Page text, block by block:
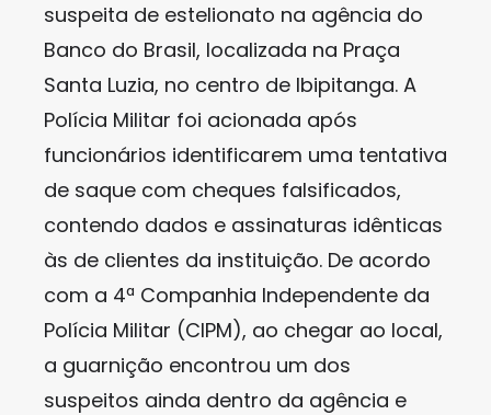
suspeita de estelionato na agência do
Banco do Brasil, localizada na Praça
Santa Luzia, no centro de Ibipitanga. A
Polícia Militar foi acionada após
funcionários identificarem uma tentativa
de saque com cheques falsificados,
contendo dados e assinaturas idênticas
às de clientes da instituição. De acordo
com a 4ª Companhia Independente da
Polícia Militar (CIPM), ao chegar ao local,
a guarnição encontrou um dos
suspeitos ainda dentro da agência e